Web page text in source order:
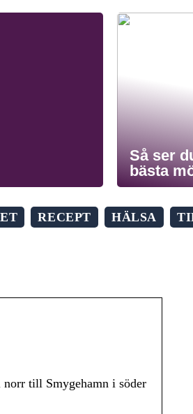
Så ser
bästa
RECEPT HÄLSA
till Smygehamn i söder